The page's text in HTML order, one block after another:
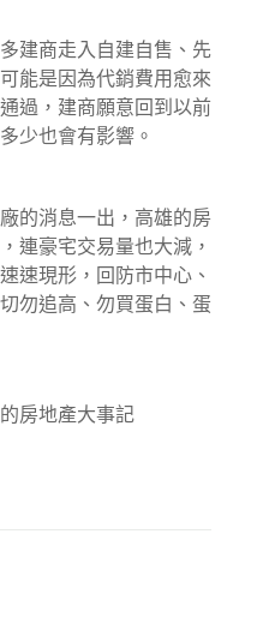
建商走入自建自售、先
能是因為代銷費用愈來
過，建商願意回到以前
少也會有影響。
的消息一出，高雄的房
連豪宅交易量也大減，
速現形，回防市中心、
勿追高、勿買蛋白、蛋
房地產大事記